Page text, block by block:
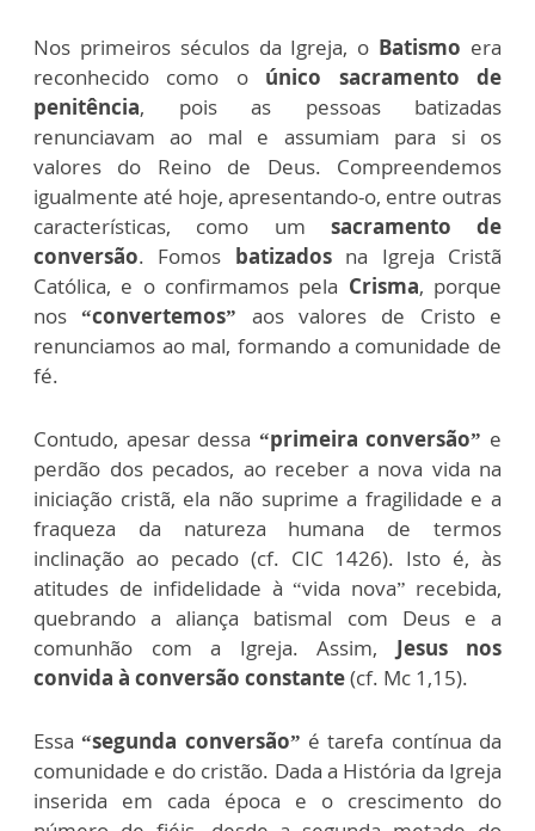
Nos primeiros séculos da Igreja, o Batismo era
reconhecido como o único sacramento de
penitência, pois as pessoas batizadas
renunciavam ao mal e assumiam para si os
valores do Reino de Deus. Compreendemos
igualmente até hoje, apresentando-o, entre outras
características, como um sacramento de
conversão. Fomos batizadosna Igreja Cristã
Católica, e o confirmamos pela Crisma, porque
nos “convertemos” aos valores de Cristo e
renunciamos ao mal, formando a comunidade de
fé.
Contudo, apesar dessa “primeira conversão” e
perdão dos pecados, ao receber a nova vida na
iniciação cristã, ela não suprime a fragilidade e a
fraqueza da natureza humana de termos
inclinação ao pecado (cf. CIC 1426). Isto é, às
atitudes de infidelidade à “vida nova” recebida,
quebrando a aliança batismal com Deus e a
comunhão com a Igreja. Assim, Jesus nos
convida à conversão constante(cf. Mc 1,15).
Essa“segunda conversão” é tarefa contínua da
comunidade e do cristão. Dada a História da Igreja
inserida em cada época e o crescimento do